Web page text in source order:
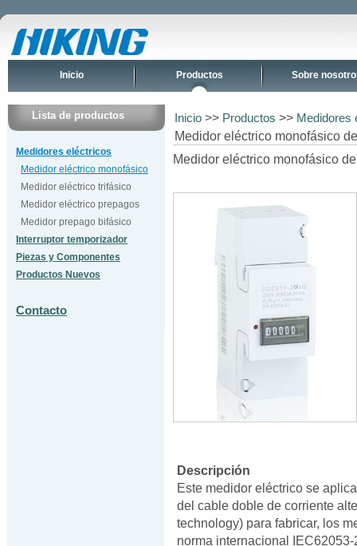
Inicio Productos Sobre
Lista de productos
Medidores eléctricos
Medidor eléctrico monofásico
Medidor eléctrico trifásico
Medidor eléctrico prepagos
Medidor prepago bifásico
Interruptor temporizador
Piezas y Componentes
Productos Nuevos
Contacto
Inicio >> Productos >> Medidores
Medidor eléctrico monofásico
Medidor eléctrico monofásico
Descripción
Este medidor eléctrico se
del cable doble de corriente
technology) para fabricar, los
norma internacional IEC62053-